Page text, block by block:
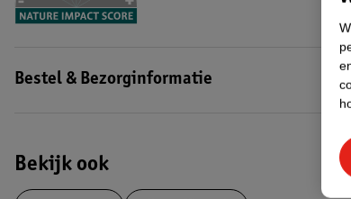
Bestel & Bezorginformatie
Bekijk ook